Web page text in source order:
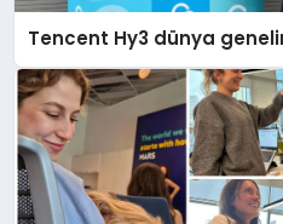
Tencent Hy3 dünya